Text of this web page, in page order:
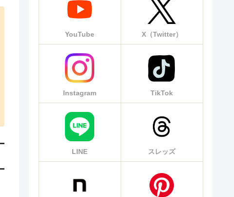
YouTube X（Twitter）
Instagram TikTok
LINE スレッズ